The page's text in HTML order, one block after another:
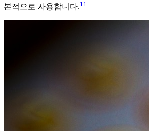
본적으로 사용합니다.11